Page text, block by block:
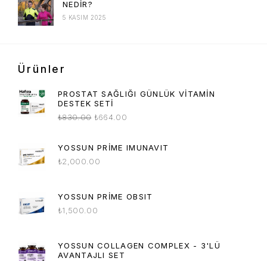
NEDIR?
5 KASIM 2025
Ürünler
PROSTAT SAĞLIĞI GÜNLÜK VITAMIN
DESTEK SETI
₺830.00 ₺664.00
YOSSUN PRIME IMUNAVIT
₺2,000.00
YOSSUN PRIME OBSIT
₺1,500.00
YOSSUN COLLAGEN COMPLEX - 3'LÜ
AVANTAJLI SET